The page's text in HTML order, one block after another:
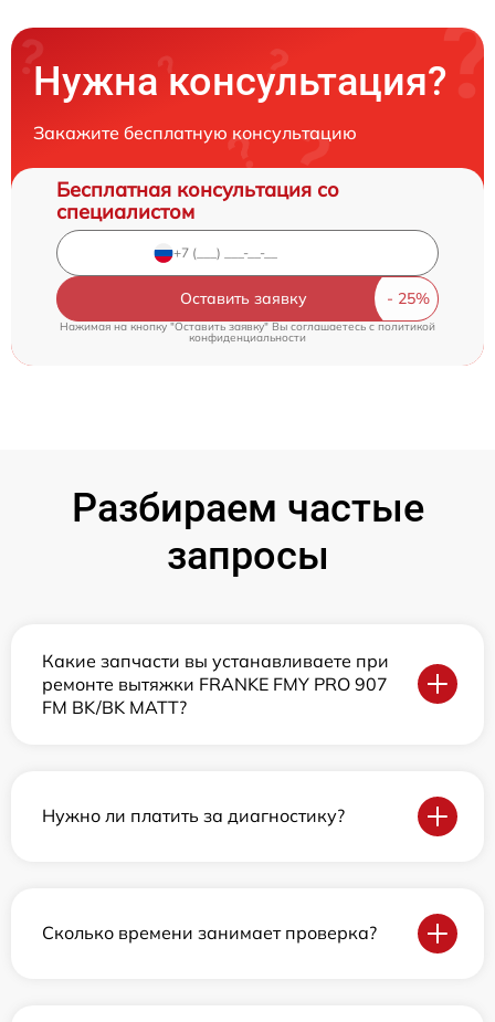
Нужна консультация?
Закажите бесплатную консультацию
Бесплатная консультация со
специалистом
Оставить заявку
Нажимая на кнопку "Оставить заявку" Вы соглашаетесь cполитикой
конфиденциальности
Разбираем частые
запросы
Какие запчасти вы устанавливаете при
ремонте вытяжки FRANKE FMY PRO 907
FM BK/BK MATT?
Нужно ли платить за диагностику?
Сколько времени занимает проверка?